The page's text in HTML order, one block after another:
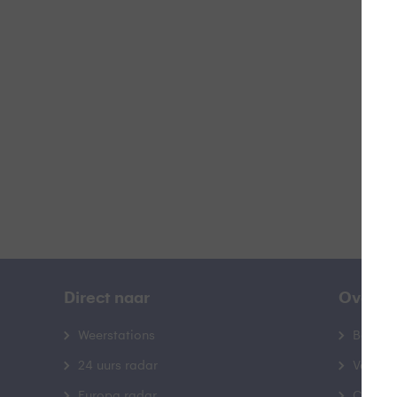
Direct naar
Weerstations
24 uurs radar
Over